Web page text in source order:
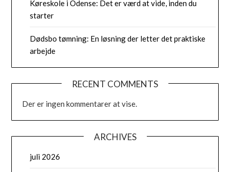
Køreskole i Odense: Det er værd at vide, inden du
starter
Dødsbo tømning: En løsning der letter det praktiske
arbejde
RECENT COMMENTS
Der er ingen kommentarer at vise.
ARCHIVES
juli 2026